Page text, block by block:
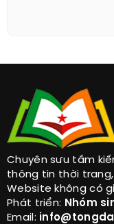
Chuyên sưu tầm
thông tin thời
Website không có
Phát triển: Nhóm
Email: